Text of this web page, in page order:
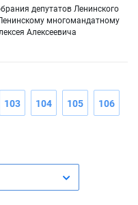
депутатов Ленинского
многомандатному
Алексеевича
103 104 105 106